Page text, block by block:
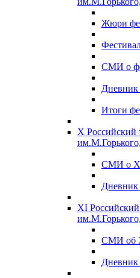
Жюри
СМИ о
Дневник
Итоги
X Российский
СМИ о X
Дневник
XI Российский
СМИ об
Дневник